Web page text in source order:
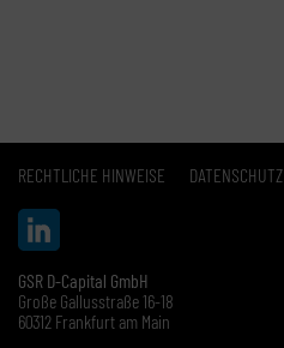
RECHTLICHE HINWEISE DATENSCHUTZ
GSR D-Capital GmbH
Große Gallusstraße 16-18
60312 Frankfurt am Main